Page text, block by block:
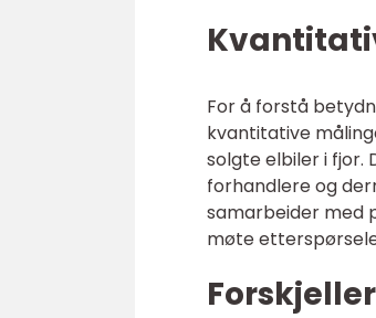
For å forstå
kvantitative
solgte elbiler i fjor.
forhandlere og
samarbeider med
møte